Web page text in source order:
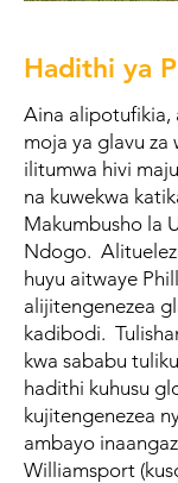
Hadithi ya
Aina alipotufikia,
moja ya glavu za
ilitumwa hivi
na kuwekwa
Makumbusho la
Ndogo.
huyu aitwaye
alijitengenezea
kadibodi.
kwa sababu
hadithi kuhusu
kujitengenezea
ambayo
Williamsport